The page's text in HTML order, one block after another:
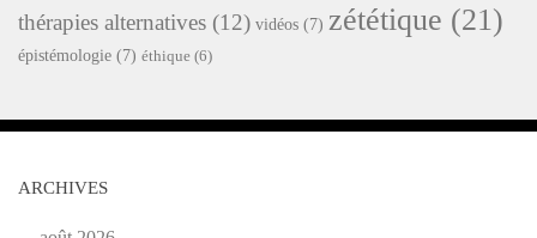
thérapies alternatives (12) vidéos (7) zététique (21)
épistémologie (7) éthique (6)
ARCHIVES